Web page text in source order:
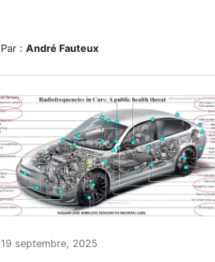
Par : André Fauteux
19 septembre, 2025